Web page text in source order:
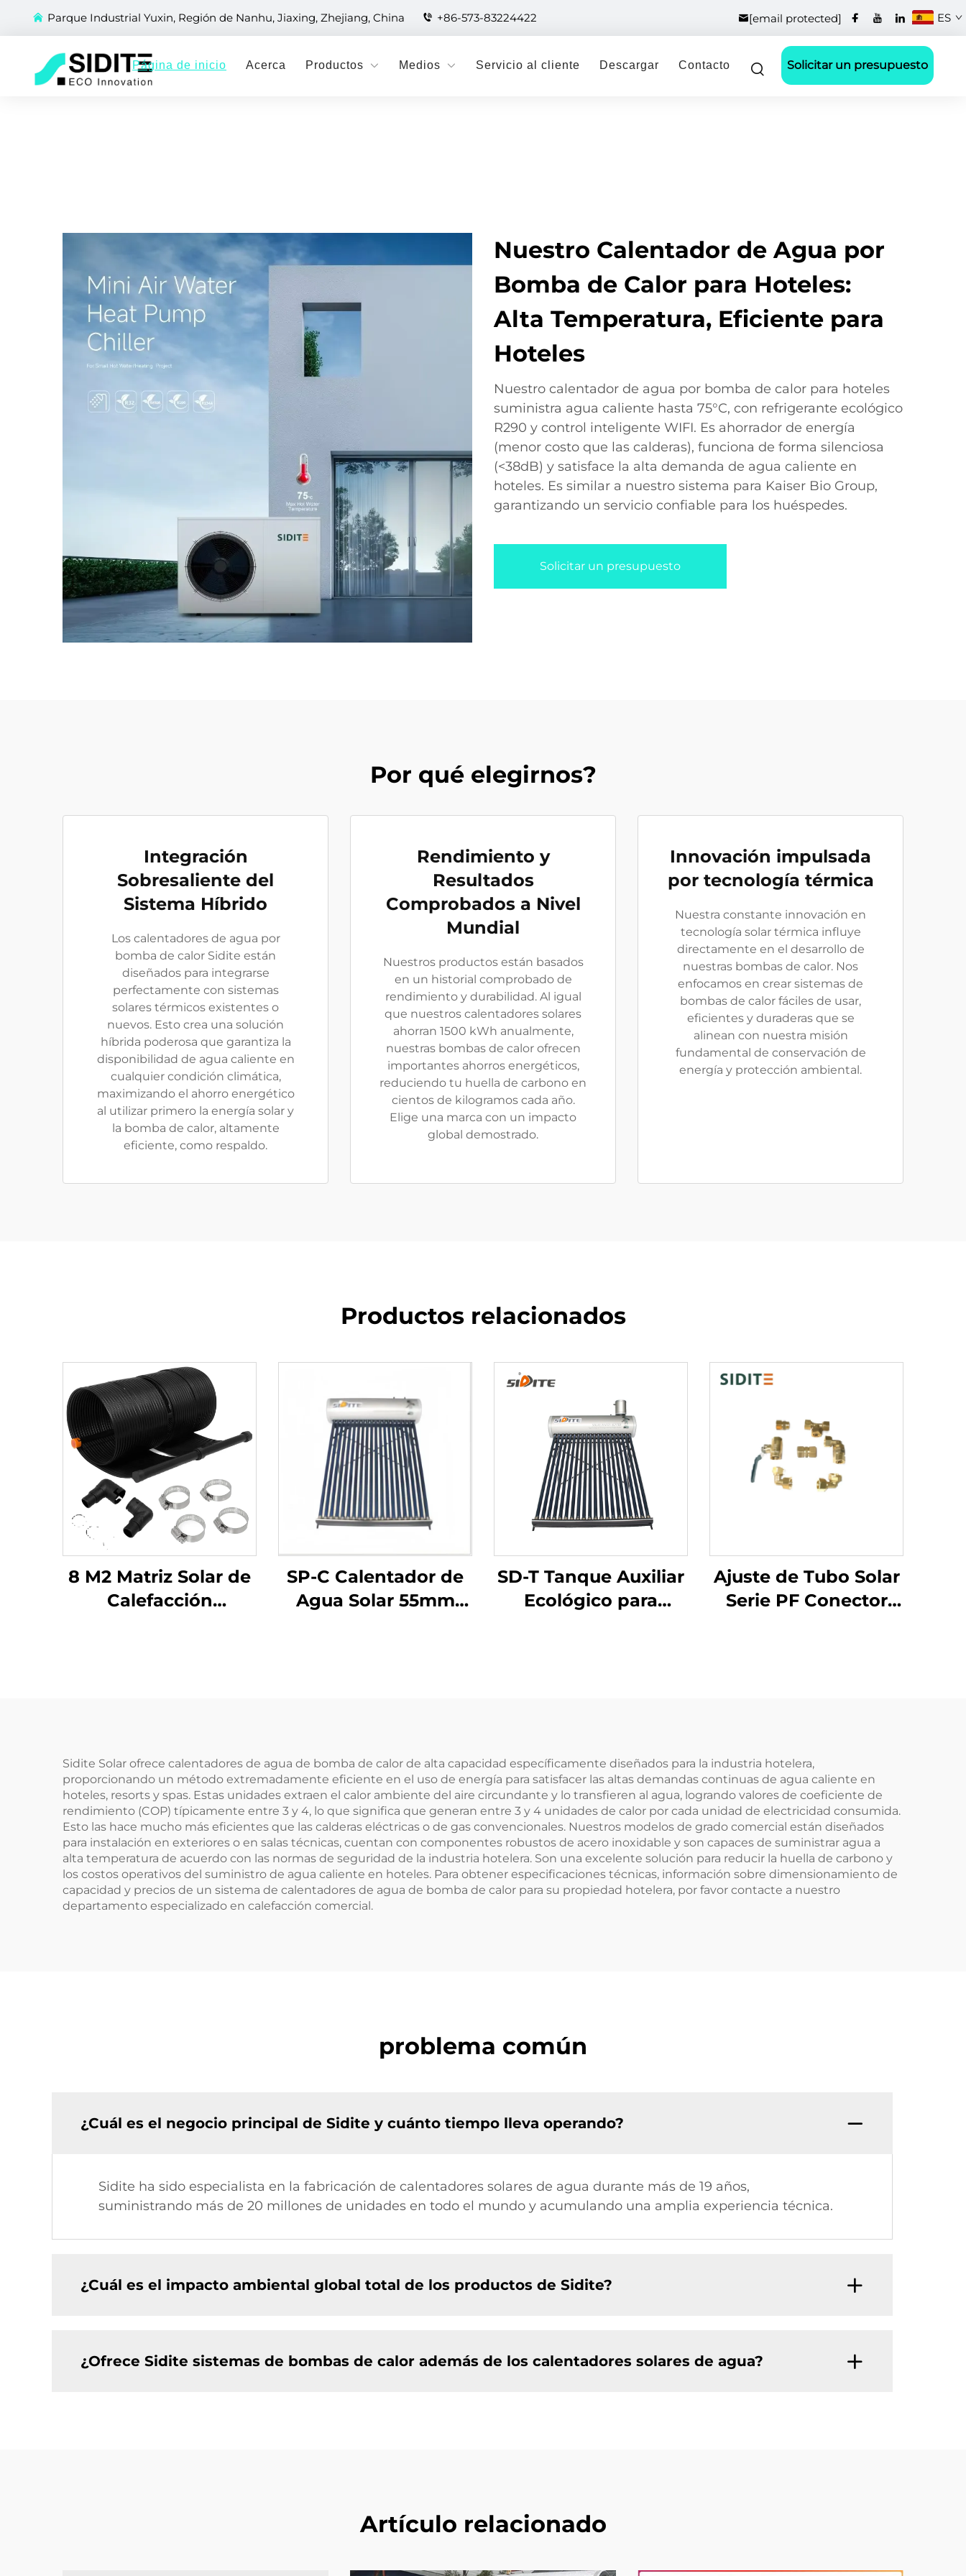
Parque Industrial Yuxin, Región de Nanhu, Jiaxing, Zhejiang, China +86-573-83224422 [email protected] ES
Página de inicio Acerca Productos Medios Servicio al cliente Descargar Contacto Solicitar un presupuesto
Nuestro Calentador de Agua por
Bomba de Calor para Hoteles:
Alta Temperatura, Eficiente para
Hoteles
Nuestro calentador de agua por bomba de calor para hoteles
suministra agua caliente hasta 75°C, con refrigerante ecológico
R290 y control inteligente WIFI. Es ahorrador de energía
(menor costo que las calderas), funciona de forma silenciosa
(<38dB) y satisface la alta demanda de agua caliente en
hoteles. Es similar a nuestro sistema para Kaiser Bio Group,
garantizando un servicio confiable para los huéspedes.
Solicitar un presupuesto
Por qué elegirnos?
Integración
Sobresaliente del
Sistema Híbrido
Los calentadores de agua por
bomba de calor Sidite están
diseñados para integrarse
perfectamente con sistemas
solares térmicos existentes o
nuevos. Esto crea una solución
híbrida poderosa que garantiza la
disponibilidad de agua caliente en
cualquier condición climática,
maximizando el ahorro energético
al utilizar primero la energía solar y
la bomba de calor, altamente
eficiente, como respaldo.
Rendimiento y
Resultados
Comprobados a Nivel
Mundial
Nuestros productos están basados
en un historial comprobado de
rendimiento y durabilidad. Al igual
que nuestros calentadores solares
ahorran 1500 kWh anualmente,
nuestras bombas de calor ofrecen
importantes ahorros energéticos,
reduciendo tu huella de carbono en
cientos de kilogramos cada año.
Elige una marca con un impacto
global demostrado.
Innovación impulsada
por tecnología térmica
Nuestra constante innovación en
tecnología solar térmica influye
directamente en el desarrollo de
nuestras bombas de calor. Nos
enfocamos en crear sistemas de
bombas de calor fáciles de usar,
eficientes y duraderas que se
alinean con nuestra misión
fundamental de conservación de
energía y protección ambiental.
Productos relacionados
8 M2 Matriz Solar de
Calefacción
SP-C Calentador de
Agua Solar 55mm
de Agua Libre
SD-T Tanque Auxiliar
Ecológico para
Ajuste de Tubo Solar
Serie PF Conector
Sidite Solar ofrece calentadores de agua de bomba de calor de alta capacidad específicamente diseñados para la industria hotelera,
proporcionando un método extremadamente eficiente en el uso de energía para satisfacer las altas demandas continuas de agua caliente en
hoteles, resorts y spas. Estas unidades extraen el calor ambiente del aire circundante y lo transfieren al agua, logrando valores de coeficiente de
rendimiento (COP) típicamente entre 3 y 4, lo que significa que generan entre 3 y 4 unidades de calor por cada unidad de electricidad consumida.
Esto las hace mucho más eficientes que las calderas eléctricas o de gas convencionales. Nuestros modelos de grado comercial están diseñados
para instalación en exteriores o en salas técnicas, cuentan con componentes robustos de acero inoxidable y son capaces de suministrar agua a
alta temperatura de acuerdo con las normas de seguridad de la industria hotelera. Son una excelente solución para reducir la huella de carbono y
los costos operativos del suministro de agua caliente en hoteles. Para obtener especificaciones técnicas, información sobre dimensionamiento de
capacidad y precios de un sistema de calentadores de agua de bomba de calor para su propiedad hotelera, por favor contacte a nuestro
departamento especializado en calefacción comercial.
problema común
¿Cuál es el negocio principal de Sidite y cuánto tiempo lleva operando?
Sidite ha sido especialista en la fabricación de calentadores solares de agua durante más de 19 años,
suministrando más de 20 millones de unidades en todo el mundo y acumulando una amplia experiencia técnica.
¿Cuál es el impacto ambiental global total de los productos de Sidite?
¿Ofrece Sidite sistemas de bombas de calor además de los calentadores solares de agua?
Artículo relacionado